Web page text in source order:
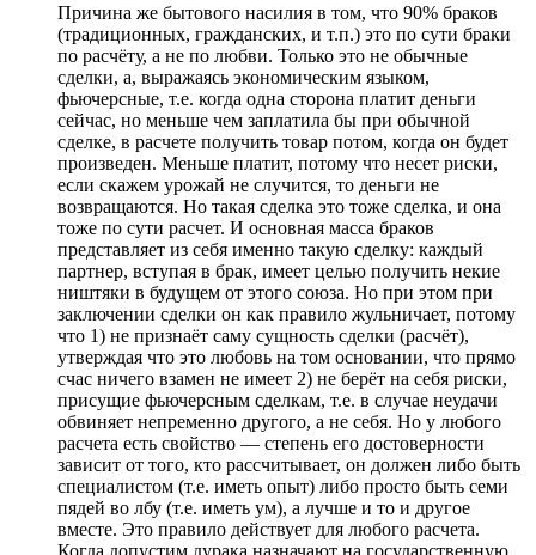
Причина же бытового насилия в том, что 90% браков
(традиционных, гражданских, и т.п.) это по сути браки
по расчёту, а не по любви. Только это не обычные
сделки, а, выражаясь экономическим языком,
фьючерсные, т.е. когда одна сторона платит деньги
сейчас, но меньше чем заплатила бы при обычной
сделке, в расчете получить товар потом, когда он будет
произведен. Меньше платит, потому что несет риски,
если скажем урожай не случится, то деньги не
возвращаются. Но такая сделка это тоже сделка, и она
тоже по сути расчет. И основная масса браков
представляет из себя именно такую сделку: каждый
партнер, вступая в брак, имеет целью получить некие
ништяки в будущем от этого союза. Но при этом при
заключении сделки он как правило жульничает, потому
что 1) не признаёт саму сущность сделки (расчёт),
утверждая что это любовь на том основании, что прямо
счас ничего взамен не имеет 2) не берёт на себя риски,
присущие фьючерсным сделкам, т.е. в случае неудачи
обвиняет непременно другого, а не себя. Но у любого
расчета есть свойство — степень его достоверности
зависит от того, кто рассчитывает, он должен либо быть
специалистом (т.е. иметь опыт) либо просто быть семи
пядей во лбу (т.е. иметь ум), а лучше и то и другое
вместе. Это правило действует для любого расчета.
Когда допустим дурака назначают на государственную